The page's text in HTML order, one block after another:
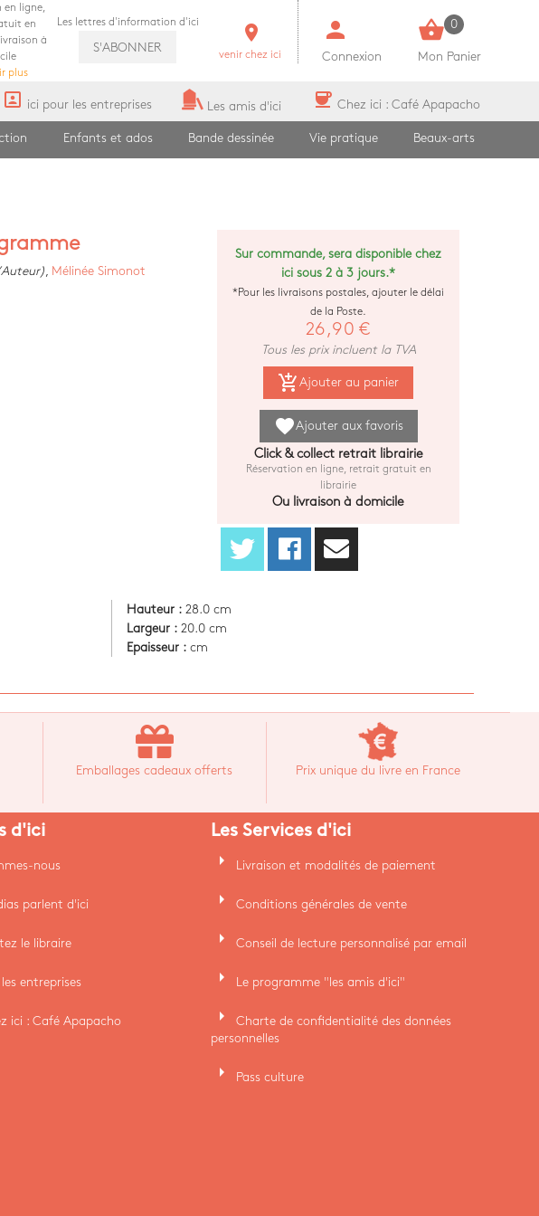
en ligne,
en
à
plus
Les lettres d'information d'ici
S'ABONNER
room
venir chez ici
person
Connexion
shopping_basket 0
Mon Panier
portrait ici pour les entreprises Les amis d'ici coffee Chez ici : Café Apapacho
Enfants et ados Bande dessinée Vie pratique Beaux-arts
Mélinée Simonot
Sur commande, sera disponible chez
ici sous 2 à 3 jours.*
*Pour les livraisons postales, ajouter le délai
de la Poste.
26,90 €
Tous les prix incluent la TVA
add_shopping_cart Ajouter au panier
favoriteAjouter aux favoris
Click & collect retrait librairie
Réservation en ligne, retrait gratuit en
librairie
Ou livraison à domicile
Hauteur : 28.0 cm
Largeur : 20.0 cm
Epaisseur : cm
Emballages cadeaux offerts Prix unique du livre en France
d'ici
nous
parlent d'ici
le libraire
entreprises
ici : Café Apapacho
Les Services d'ici
arrow_right Livraison et modalités de paiement
arrow_right Conditions générales de vente
arrow_right Conseil de lecture personnalisé par email
arrow_right Le programme "les amis d'ici"
arrow_right
Charte de confidentialité des données
personnelles
arrow_right Pass culture